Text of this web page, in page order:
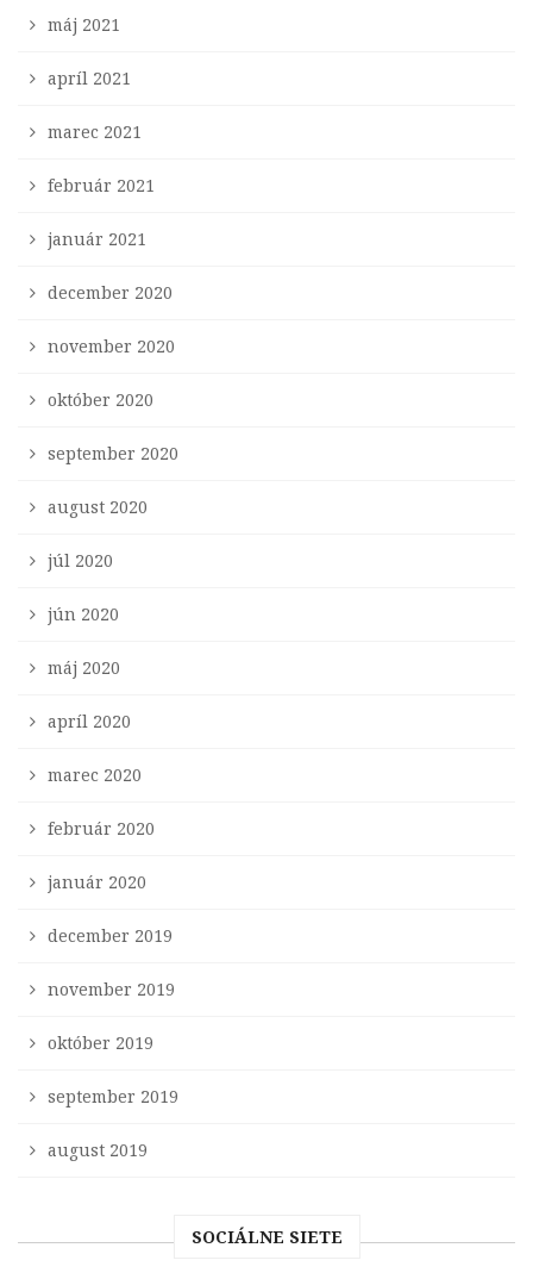
máj 2021
apríl 2021
marec 2021
február 2021
január 2021
december 2020
november 2020
október 2020
september 2020
august 2020
júl 2020
jún 2020
máj 2020
apríl 2020
marec 2020
február 2020
január 2020
december 2019
november 2019
október 2019
september 2019
august 2019
SOCIÁLNE SIETE